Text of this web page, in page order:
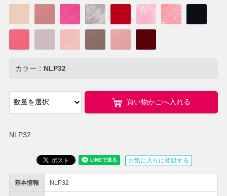
NLP32
基本情報 NLP32
カラー： NLP32
買い物かごへ入れる
お気に入りに登録する